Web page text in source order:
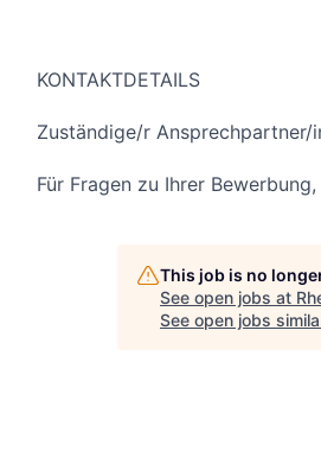
KONTAKTDETAILS
Zuständige/r Ansprechpartner/
Für Fragen zu Ihrer
This job is no
See open jobs at
See open jobs